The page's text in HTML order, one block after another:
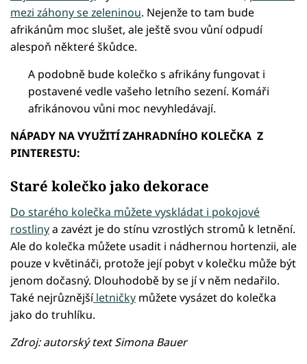
mezi záhony se zeleninou. Nejenže to tam bude
afrikánům moc slušet, ale ještě svou vůní odpudí
alespoň některé škůdce.
A podobně bude kolečko s afrikány fungovat i
postavené vedle vašeho letního sezení. Komáři
afrikánovou vůni moc nevyhledávají.
NÁPADY NA VYUŽITÍ ZAHRADNÍHO KOLEČKA Z
PINTERESTU:
Staré kolečko jako dekorace
Do starého kolečka můžete vyskládat i pokojové
rostlinya zavézt je do stínu vzrostlých stromů k letnění.
Ale do kolečka můžete usadit i nádhernou hortenzii, ale
pouze v květináči, protože její pobyt v kolečku může být
jenom dočasný. Dlouhodobě by se jí v něm nedařilo.
Také nejrůznějšíletničky můžete vysázet do kolečka
jako do truhlíku.
Zdroj: autorský text Simona Bauer